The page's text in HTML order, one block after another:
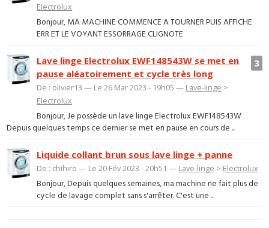
Electrolux
Bonjour, MA MACHINE COMMENCE A TOURNER PUIS AFFICHE
ERR ET LE VOYANT ESSORRAGE CLIGNOTE
3
Lave linge Electrolux EWF148543W se met en
pause aléatoirement et cycle très long
De : olivier13 — Le 26 Mar 2023 - 19h05 — Lave-linge >
Electrolux
Bonjour, Je possède un lave linge Electrolux EWF148543W
Depuis quelques temps ce dernier se met en pause en cours de ...
Liquide collant brun sous lave linge + panne
De : chihiro — Le 20 Fév 2023 - 20h51 — Lave-linge > Electrolux
Bonjour, Depuis quelques semaines, ma machine ne fait plus de
cycle de lavage complet sans s'arrêter. C'est une ...